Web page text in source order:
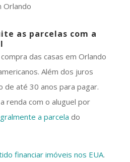
as parcelas com a
das casas em Orlando
Além dos juros
de até 30 anos para pagar.
renda com o aluguel por
a parcela do
financiar imóveis nos EUA.